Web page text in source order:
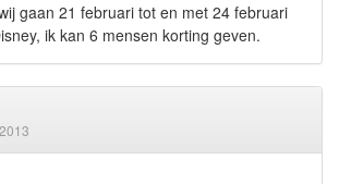
gaan 21 februari tot en met 24 februari
ik kan 6 mensen korting geven.